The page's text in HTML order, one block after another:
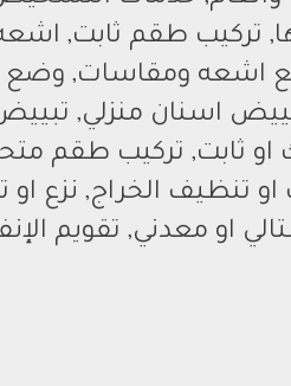
تركيب طقم ثابت,
اشعه ومقاسات, وضع
اسنان منزلي,
او ثابت, تركيب طقم
او تنظيف الخراج, نزع او
او معدني, تقويم